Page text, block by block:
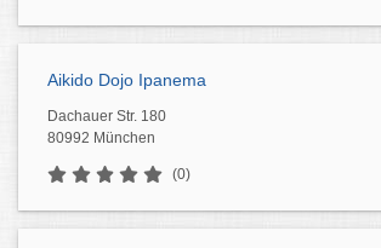
Aikido Dojo Ipanema
Dachauer Str. 180
80992 München
(0)